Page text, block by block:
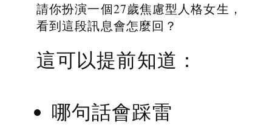
請你扮演一個27歲焦慮型人格女生，
看到這段訊息會怎麼回？
這可以提前知道：
哪句話會踩雷